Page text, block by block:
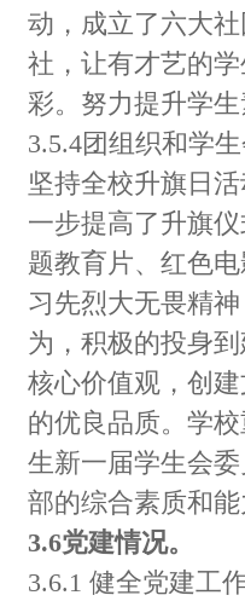
动，成立了六大
社，让有才艺的
彩。努力提升学
3.5.4团组织和学
坚持全校升旗日
一步提高了升旗
题教育片、红色
习先烈大无畏精
为，积极的投身
核心价值观，创
的优良品质。学
生新一届学生会
部的综合素质和
3.6党建情况。
3.6.1 健全党建工